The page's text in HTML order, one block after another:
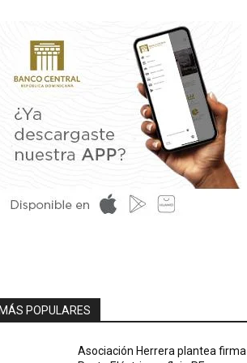
MÁS POPULARES
Asociación Herrera plantea firma